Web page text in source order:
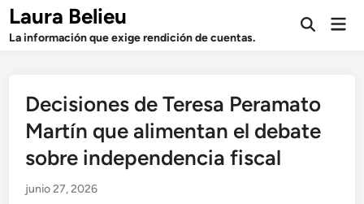
Saltar
contenido
Laura Belieu
La información que exige rendición de cuentas.
Abrir
Decisiones de Teresa Peramato
Martín que alimentan el debate
sobre independencia fiscal
junio 27, 2026